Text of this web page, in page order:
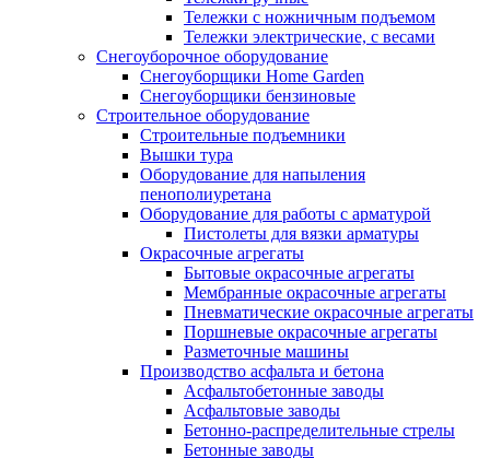
Тележки с ножничным подъемом
Тележки электрические, с весами
Снегоуборочное оборудование
Снегоуборщики Home Garden
Снегоуборщики бензиновые
Строительное оборудование
Cтроительные подъемники
Вышки тура
Оборудование для напыления
пенополиуретана
Оборудование для работы с арматурой
Пистолеты для вязки арматуры
Окрасочные агрегаты
Бытовые окрасочные агрегаты
Мембранные окрасочные агрегаты
Пневматические окрасочные агрегаты
Поршневые окрасочные агрегаты
Разметочные машины
Производство асфальта и бетона
Асфальтобетонные заводы
Асфальтовые заводы
Бетонно-распределительные стрелы
Бетонные заводы